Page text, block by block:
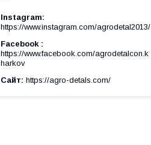
Instagram
https://www.instagram.com/agrodetal2013/
Facebook
https://www.facebook.com/agrodetalcon.k
harkov
Сайт https://agro-detals.com/